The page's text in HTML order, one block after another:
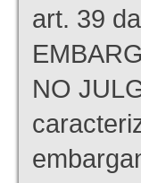
art. 39
NO